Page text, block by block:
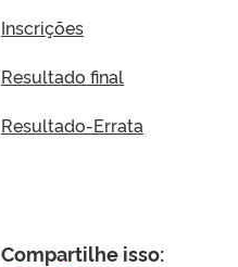
Inscrições
Resultado final
Resultado-Errata
Compartilhe isso: